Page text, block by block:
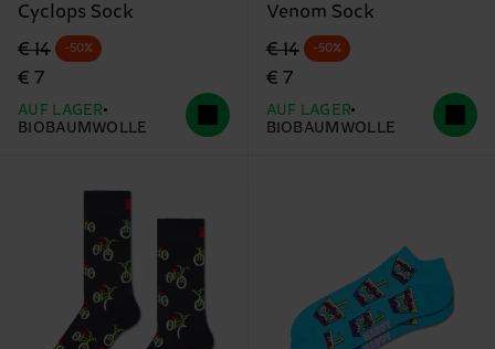
Cyclops Sock
Originalpreis
€ 14
Reduzierter Preis
€ 7
-50%
AUF LAGER
BIOBAUMWOLLE
Venom Sock
Originalpreis
€ 14
Reduzierter Preis
€ 7
-50%
AUF LAGER
BIOBAUMWOLLE